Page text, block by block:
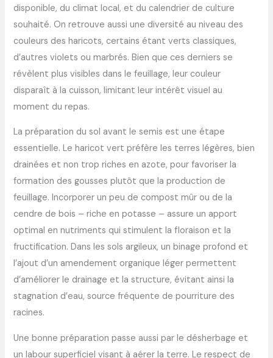
disponible, du climat local, et du calendrier de culture
souhaité. On retrouve aussi une diversité au niveau des
couleurs des haricots, certains étant verts classiques,
d’autres violets ou marbrés. Bien que ces derniers se
révèlent plus visibles dans le feuillage, leur couleur
disparaît à la cuisson, limitant leur intérêt visuel au
moment du repas.
La préparation du sol avant le semis est une étape
essentielle. Le haricot vert préfère les terres légères, bien
drainées et non trop riches en azote, pour favoriser la
formation des gousses plutôt que la production de
feuillage. Incorporer un peu de compost mûr ou de la
cendre de bois – riche en potasse – assure un apport
optimal en nutriments qui stimulent la floraison et la
fructification. Dans les sols argileux, un binage profond et
l’ajout d’un amendement organique léger permettent
d’améliorer le drainage et la structure, évitant ainsi la
stagnation d’eau, source fréquente de pourriture des
racines.
Une bonne préparation passe aussi par le désherbage et
un labour superficiel visant à aérer la terre. Le respect de